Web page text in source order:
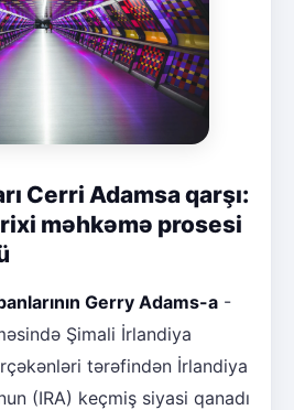
Cerri Adamsa qarşı:
məhkəmə prosesi
Gerry Adams-a -
Şimali İrlandiya
tərəfindən İrlandiya
(IRA) keçmiş siyasi qanadı